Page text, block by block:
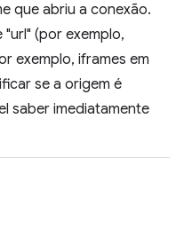
que abriu a conexão.
(por exemplo,
exemplo, iframes em
se a origem é
saber imediatamente